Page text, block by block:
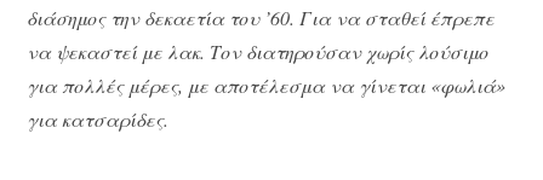
διάσημος την δεκαετία του ’60. Για να σταθεί έπρεπε
να ψεκαστεί με λακ. Τον διατηρούσαν χωρίς λούσιμο
για πολλές μέρες, με αποτέλεσμα να γίνεται «φωλιά»
για κατσαρίδες.